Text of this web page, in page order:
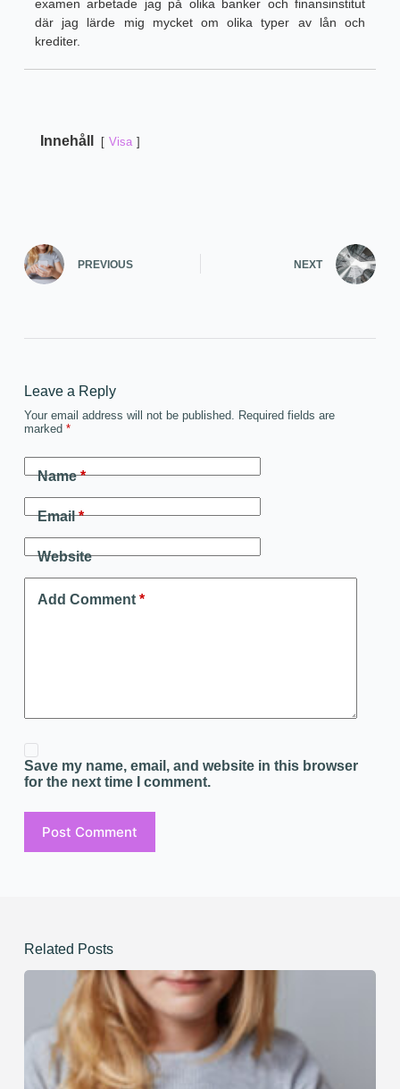
examen arbetade jag på olika banker och finansinstitut
där jag lärde mig mycket om olika typer av lån och
krediter.
Innehåll Visa
PREVIOUS NEXT
Leave a Reply
Your email address will not be published. Required fields are
marked *
Name*
Email*
Website
Add Comment*
Save my name, email, and website in this browser
for the next time I comment.
Post Comment
Related Posts